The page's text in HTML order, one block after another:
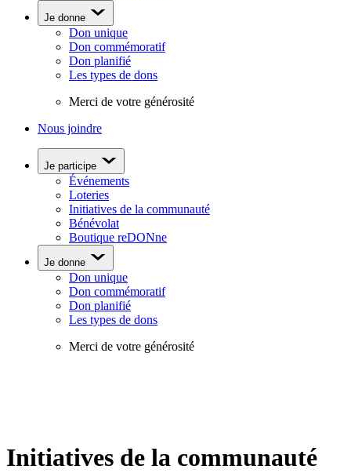
Je donne
Don unique
Don commémoratif
Don planifié
Les types de dons
Merci de votre générosité
Nous joindre
Je participe
Événements
Loteries
Initiatives de la communauté
Bénévolat
Boutique reDONne
Je donne
Don unique
Don commémoratif
Don planifié
Les types de dons
Merci de votre générosité
Initiatives de la communauté